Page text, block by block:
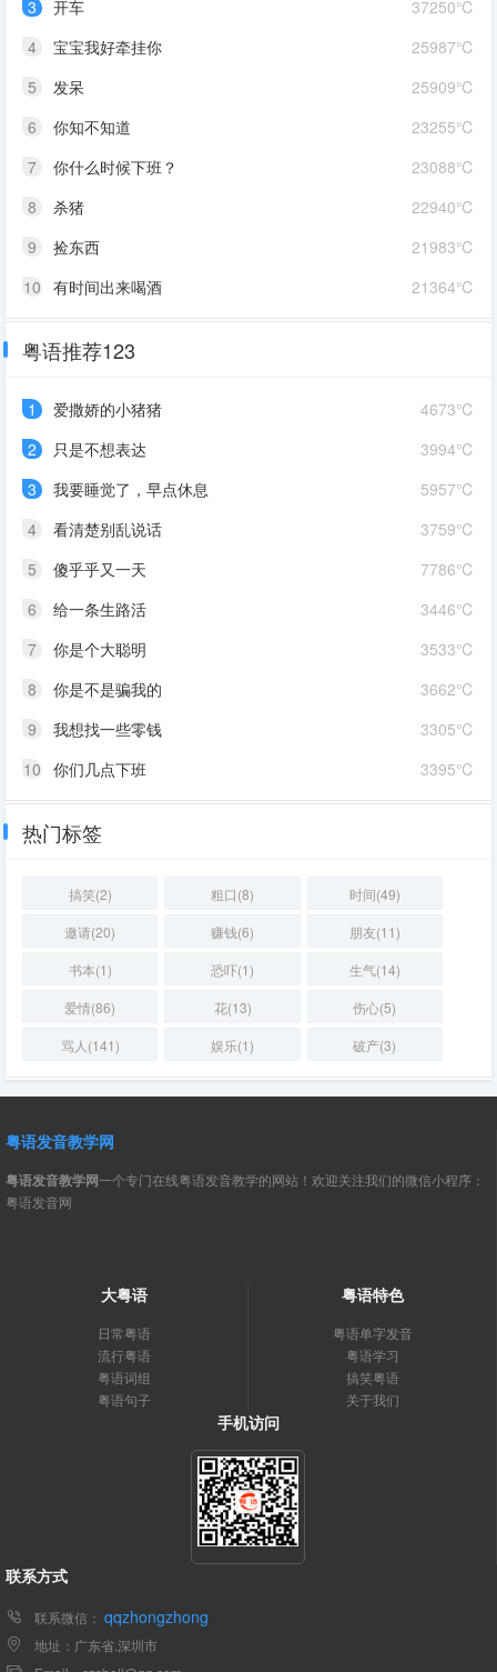
37250℃
3
开车
25987℃
4
宝宝我好牵挂你
25909℃
5
发呆
23255℃
6
你知不知道
23088℃
7
你什么时候下班？
22940℃
8
杀猪
21983℃
9
捡东西
21364℃
10 有时间出来喝酒
粤语推荐123
4673℃
1
爱撒娇的小猪猪
3994℃
2
只是不想表达
5957℃
3
我要睡觉了，早点休息
3759℃
4
看清楚别乱说话
7786℃
5
傻乎乎又一天
3446℃
6
给一条生路活
3533℃
7
你是个大聪明
3662℃
8
你是不是骗我的
3305℃
9
我想找一些零钱
3395℃
10 你们几点下班
热门标签
搞笑(2) 粗口(8)
时间(49)
邀请(20)
赚钱(6)
朋友(11)
书本(1)
恐吓(1)
生气(14)
爱情(86)
花(13)
伤心(5)
骂人(141)
娱乐(1) 破产(3)
粤语发音教学网
粤语发音教学网一个专门在线粤语发音教学的网站！欢迎关注我们的微信小程序：
粤语发音网
大粤语
日常粤语
流行粤语
粤语词组
粤语句子
粤语特色
粤语单字发音
粤语学习
搞笑粤语
关于我们
手机访问
联系方式
联系微信： qqzhongzhong
地址：广东省.深圳市